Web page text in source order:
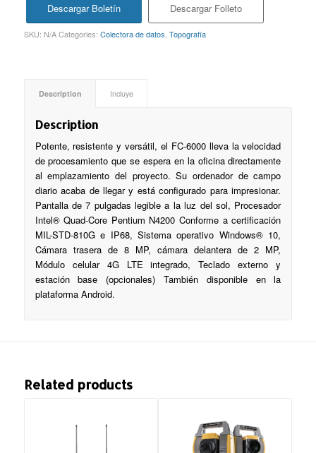
Descargar Boletín Descargar Folleto
SKU: N/A Categories: Colectora de datos Topografía
Description Incluye
Description
Potente, resistente y versátil, el FC-6000 lleva la velocidad
de procesamiento que se espera en la oficina directamente
al emplazamiento del proyecto. Su ordenador de campo
diario acaba de llegar y está configurado para impresionar.
Pantalla de 7 pulgadas legible a la luz del sol, Procesador
Intel® Quad-Core Pentium N4200 Conforme a certificación
MIL-STD-810G e IP68, Sistema operativo Windows® 10,
Cámara trasera de 8 MP, cámara delantera de 2 MP,
Módulo celular 4G LTE integrado, Teclado externo y
estación base (opcionales) También disponible en la
plataforma Android.
Related products